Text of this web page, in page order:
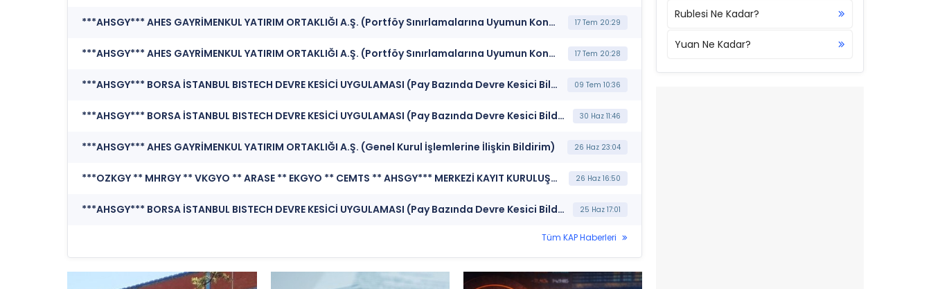
***AHSGY*** AHES GAYRİMENKUL YATIRIM ORTAKLIĞI A.Ş. (Portföy Sınırlamalarına Uyumun Kontrolü) 17 Tem 20:29
***AHSGY*** AHES GAYRİMENKUL YATIRIM ORTAKLIĞI A.Ş. (Portföy Sınırlamalarına Uyumun Kontrolü) 17 Tem 20:28
***AHSGY*** BORSA İSTANBUL BISTECH DEVRE KESİCİ UYGULAMASI (Pay Bazında Devre Kesici Bildirimi) 09 Tem 10:36
***AHSGY*** BORSA İSTANBUL BISTECH DEVRE KESİCİ UYGULAMASI (Pay Bazında Devre Kesici Bildirimi) 30 Haz 11:46
***AHSGY*** AHES GAYRİMENKUL YATIRIM ORTAKLIĞI A.Ş. (Genel Kurul İşlemlerine İlişkin Bildirim) 26 Haz 23:04
***OZKGY ** MHRGY ** VKGYO ** ARASE ** EKGYO ** CEMTS ** AHSGY*** MERKEZİ KAYIT KURULUŞU A.Ş. (Pay Mali Hak Kullanım İşlemi - Nakit Ödeme) 26 Haz 16:50
***AHSGY*** BORSA İSTANBUL BISTECH DEVRE KESİCİ UYGULAMASI (Pay Bazında Devre Kesici Bildirimi) 25 Haz 17:01
Tüm KAP Haberleri
Rublesi Ne Kadar?
Yuan Ne Kadar?